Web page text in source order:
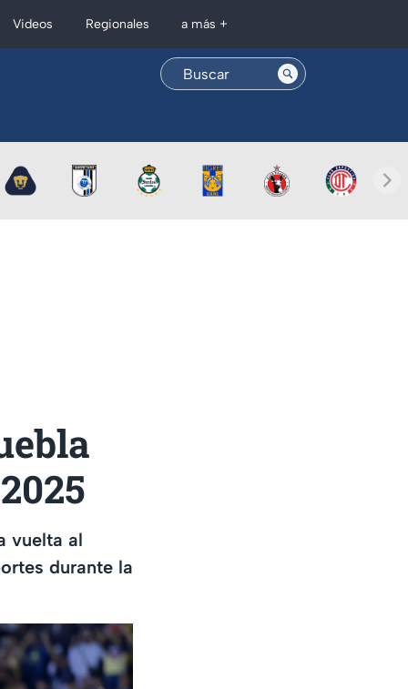
Videos Regionales a más +
vuelta al
durante la